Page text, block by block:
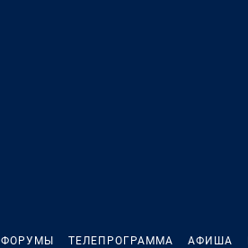
ФОРУМЫ ТЕЛЕПРОГРАММА АФИША